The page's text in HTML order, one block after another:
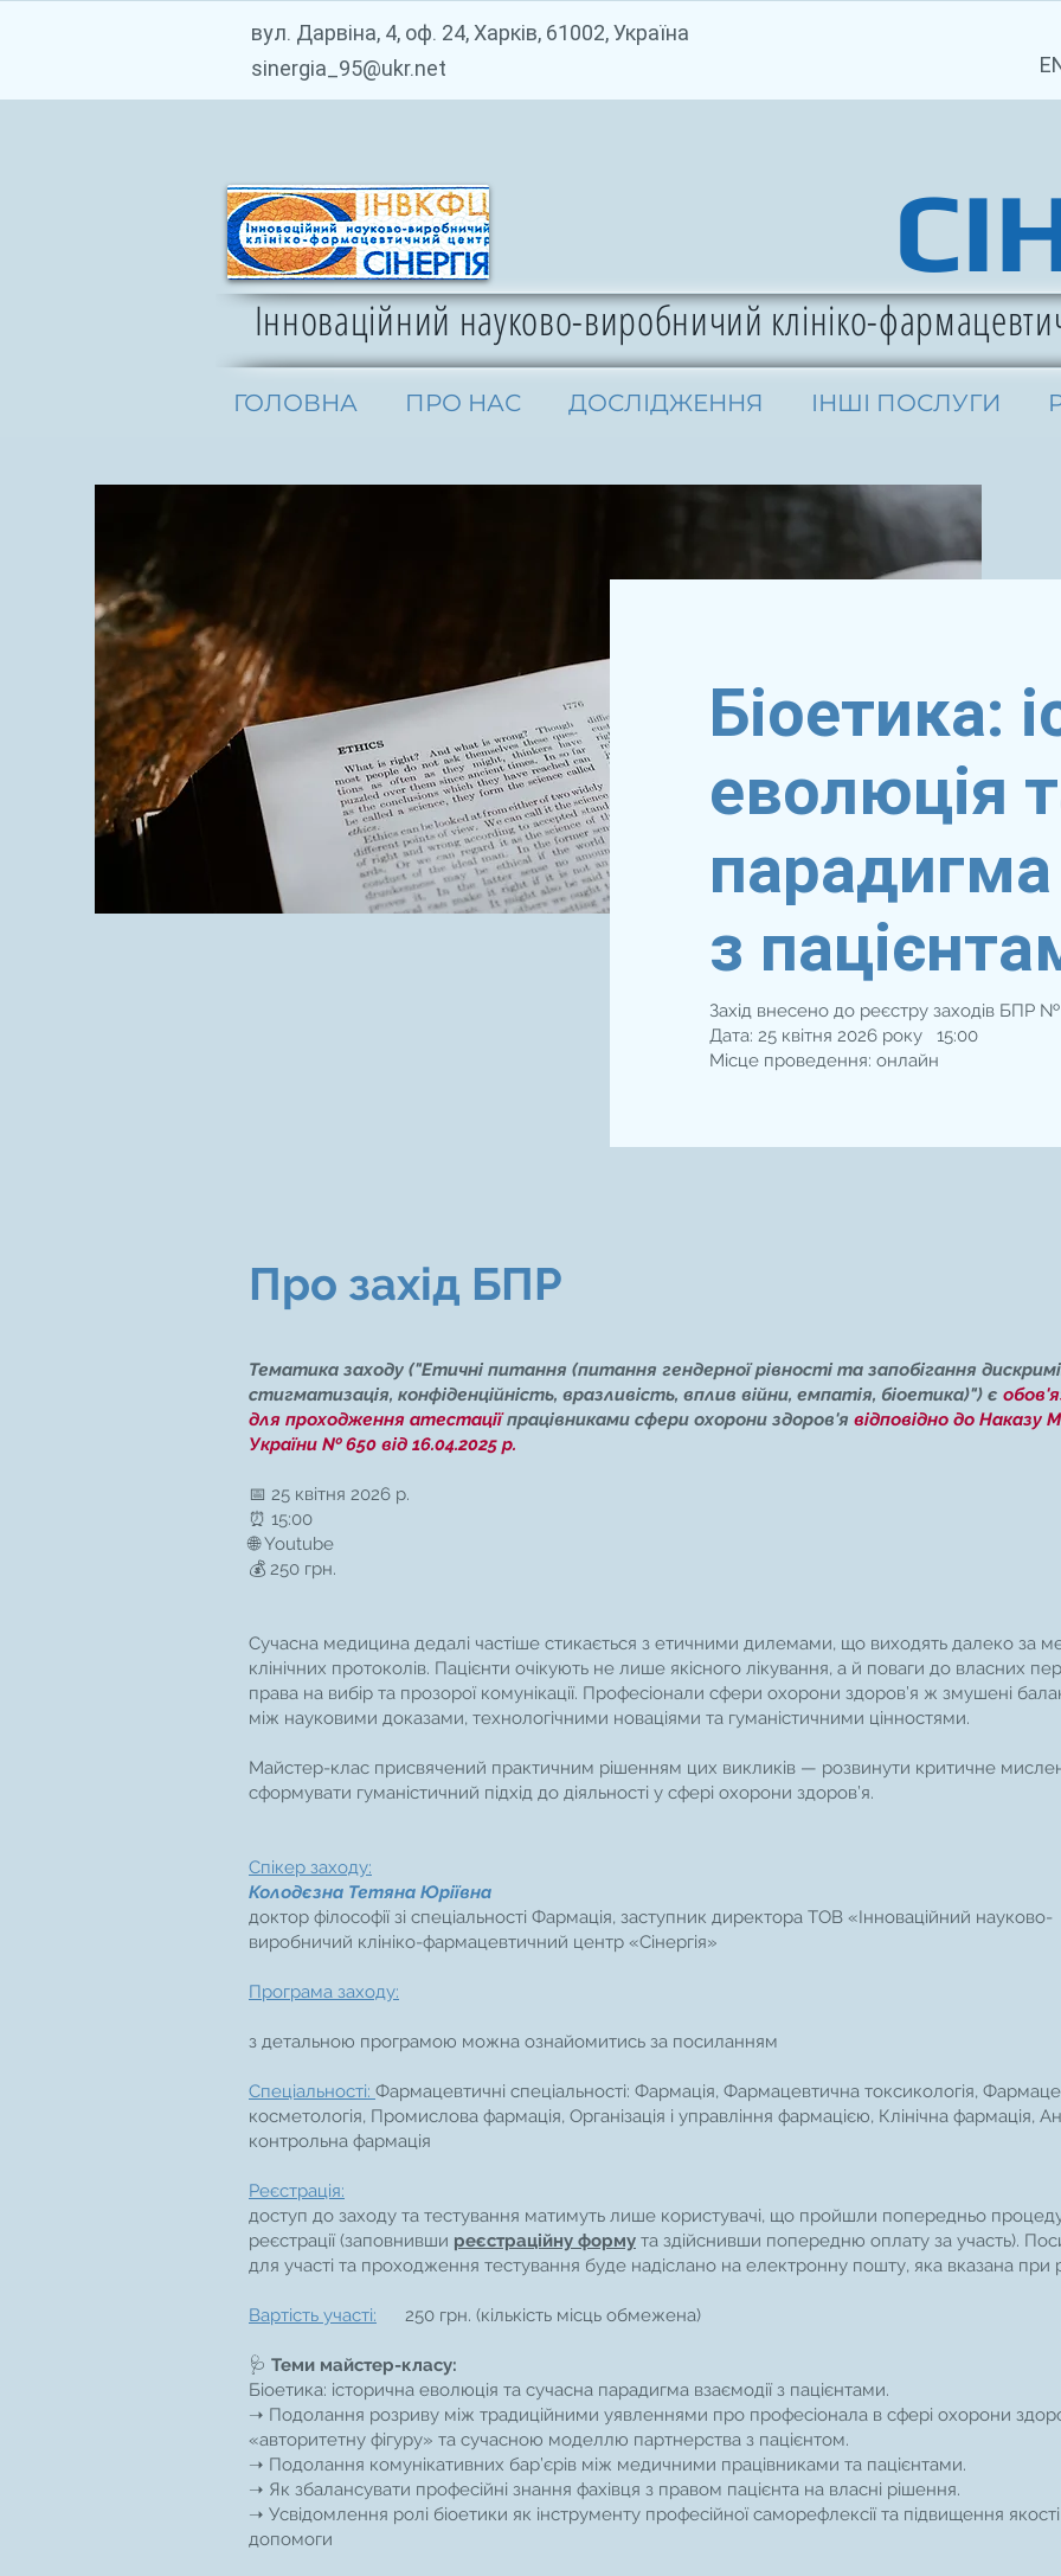
вул. Дарвіна, 4, оф. 24, Харків, 61002, Україна
sinergia_95@ukr.net
+38
ENG
Інноваційний науково-виробничий клініко-
ГОЛОВНА ПРО НАС ДОСЛІДЖЕННЯ ІНШІ ПОСЛУГИ
Біоетика:
еволюція
парадигма
з
Захід внесено до реєстру заходів БПР
Дата: 25 квітня 2026 року 15:00
Місце проведення: онлайн
Про захід БПР
Тематика заходу ("Етичні питання (питання гендерної рівності та запобігання
стигматизація, конфіденційність, вразливість, вплив війни, емпатія, біоетика)") є
для проходження атестаціїпрацівниками сфери охорони здоров'я відповідно до Наказу
України № 650 від 16.04.2025 р.
📅 25 квітня 2026 р.
⏰ 15:00
🌐 Youtube
💰 250 грн.​
Сучасна медицина дедалі частіше стикається з етичними дилемами, що виходять далеко за
клінічних протоколів. Пацієнти очікують не лише якісного лікування, а й поваги до власних
права на вибір та прозорої комунікації. Професіонали сфери охорони здоров’я ж змушені
між науковими доказами, технологічними новаціями та гуманістичними цінностями.
Майстер-клас присвячений практичним рішенням цих викликів — розвинути критичне
сформувати гуманістичний підхід до діяльності у сфері охорони здоров’я.
Спікер заходу:
Колодєзна Тетяна Юріївна
доктор філософії зі спеціальності Фармація, заступник директора ТОВ «Інноваційний науково-
виробничий клініко-фармацевтичний центр «Сінергія»
Програма заходу:
​з детальною програмою можна ознайомитись за посиланням
Cпеціальності: Фармацевтичні спеціальності: Фармація, Фармацевтична токсикологія,
косметологія, Промислова фармація, Організація і управління фармацією, Клінічна фармація,
контрольна фармація
Реєстрація:
доступ до заходу та тестування матимуть лише користувачі, що пройшли попередньо
реєстрації (заповнивши реєстраційну форму та здійснивши попередню оплату за участь).
для участі та проходження тестування буде надіслано на електронну пошту, яка вказана при
Вартість участі: 250 грн. (кількість місць обмежена)
🩺 Теми майстер-класу:
Біоетика: історична еволюція та сучасна парадигма взаємодії з пацієнтами.
➝ Подолання розриву між традиційними уявленнями про професіонала в сфері охорони
«авторитетну фігуру» та сучасною моделлю партнерства з пацієнтом.
➝ Подолання комунікативних бар’єрів між медичними працівниками та пацієнтами.
➝ Як збалансувати професійні знання фахівця з правом пацієнта на власні рішення.
➝ Усвідомлення ролі біоетики як інструменту професійної саморефлексії та підвищення
допомоги